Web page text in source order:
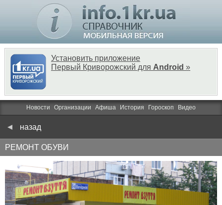
Установить приложение
Первый Криворожский для Android »
Новости Организации Афиша История Гороскоп Видео
назад
РЕМОНТ ОБУВИ